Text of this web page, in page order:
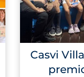
Casvi